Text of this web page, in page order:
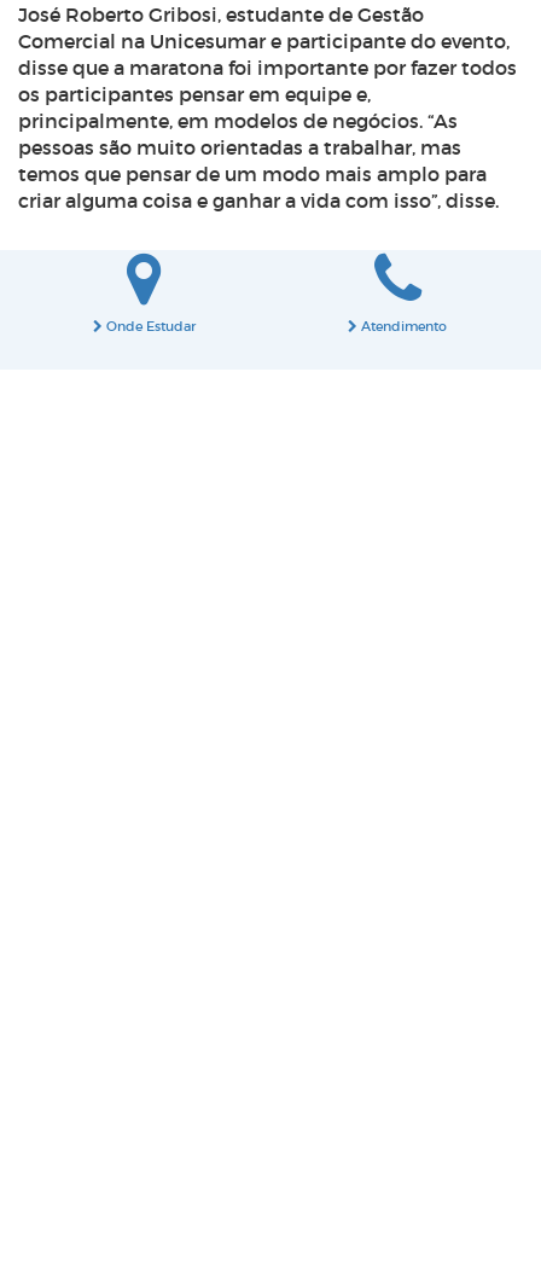
José Roberto Gribosi, estudante de Gestão
Comercial na Unicesumar e participante do evento,
disse que a maratona foi importante por fazer todos
os participantes pensar em equipe e,
principalmente, em modelos de negócios. “As
pessoas são muito orientadas a trabalhar, mas
temos que pensar de um modo mais amplo para
criar alguma coisa e ganhar a vida com isso”, disse.
Onde Estudar Atendimento